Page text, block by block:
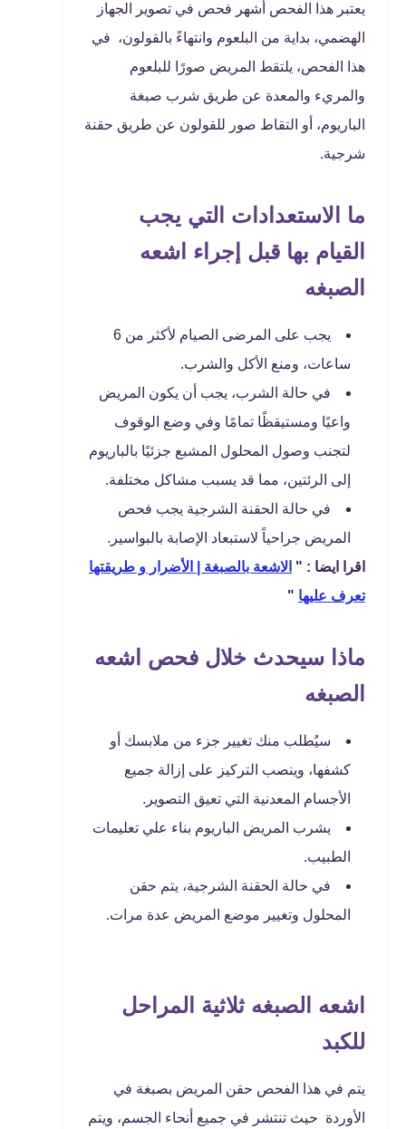
يعتبر هذا الفحص أشهر فحص في تصوير الجهاز
الهضمي، بداية من البلعوم وانتهاءً بالقولون، في
هذا الفحص، يلتقط المريض صورًا للبلعوم
والمريء والمعدة عن طريق شرب صبغة
الباريوم، أو التقاط صور للقولون عن طريق حقنة
شرجية.
ما الاستعدادات التي يجب
القيام بها قبل إجراء اشعه
الصبغه
يجب على المرضى الصيام لأكثر من 6
ساعات، ومنع الأكل والشرب.
في حالة الشرب، يجب أن يكون المريض
واعيًا ومستيقظًا تمامًا وفي وضع الوقوف
لتجنب وصول المحلول المشبع جزئيًا بالباريوم
إلى الرئتين، مما قد يسبب مشاكل مختلفة.
في حالة الحقنة الشرجية يجب فحص
المريض جراحياً لاستبعاد الإصابة بالبواسير.
اقرا ايضا : " الاشعة بالصبغة | الأضرار و طريقتها
تعرف عليها "
ماذا سيحدث خلال فحص اشعه
الصبغه
سيُطلب منك تغيير جزء من ملابسك أو
كشفها، وينصب التركيز على إزالة جميع
الأجسام المعدنية التي تعيق التصوير.
يشرب المريض الباريوم بناء علي تعليمات
الطبيب.
في حالة الحقنة الشرجية، يتم حقن
المحلول وتغيير موضع المريض عدة مرات.
اشعه الصبغه ثلاثية المراحل
للكبد
يتم في هذا الفحص حقن المريض بصبغة في
الأوردة حيث تنتشر في جميع أنحاء الجسم، ويتم